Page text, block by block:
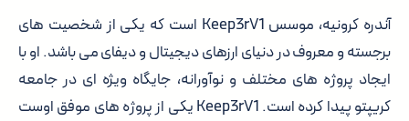
آندره کرونیه، موسس Keep3rV1 است که یکی از شخصیت های
برجسته و معروف در دنیای ارزهای دیجیتال و دیفای می باشد. او با
ایجاد پروژه های مختلف و نوآورانه، جایگاه ویژه ای در جامعه
کریپتو پیدا کرده است. Keep3rV1 یکی از پروژه های موفق اوست